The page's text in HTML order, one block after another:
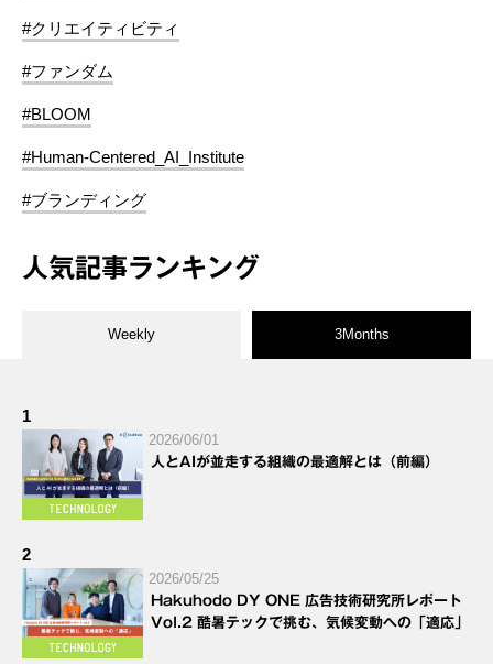
#クリエイティビティ
#ファンダム
#BLOOM
#Human-Centered_AI_Institute
#ブランディング
人気記事ランキング
Weekly 3Months
1
2026/06/01
人とAIが並走する組織の最適解とは（前編）
2
2026/05/25
Hakuhodo DY ONE 広告技術研究所レポート
Vol.2 酷暑テックで挑む、気候変動への「適応」